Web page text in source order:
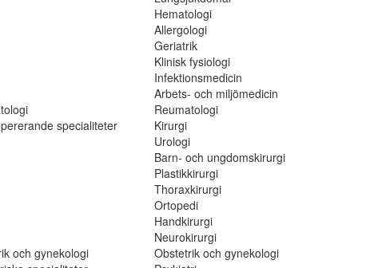
Hematologi
Allergologi
Geriatrik
Klinisk fysiologi
Infektionsmedicin
Arbets- och miljömedicin
Reumatologi
specialiteter
Kirurgi
Urologi
Barn- och ungdomskirurgi
Plastikkirurgi
Thoraxkirurgi
Ortopedi
Handkirurgi
Neurokirurgi
och gynekologi
Obstetrik och gynekologi